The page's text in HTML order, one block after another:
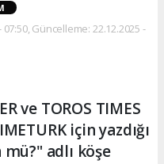
Güncelleme: 22.12.2025 -
ve TOROS TIMES
için yazdığı
adlı köşe